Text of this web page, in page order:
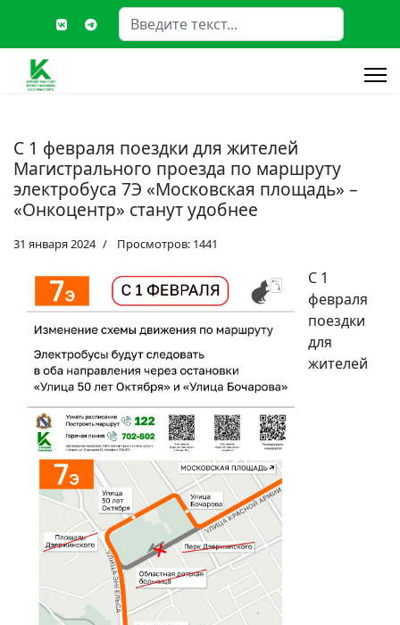
Поиск
Type 2 or more characters
С 1 февраля поездки для жителей
Магистрального проезда по маршруту
электробуса 7Э «Московская площадь» –
«Онкоцентр» станут удобнее
31 января 2024 Просмотров: 1441
С 1
февраля
поездки
для
жителей